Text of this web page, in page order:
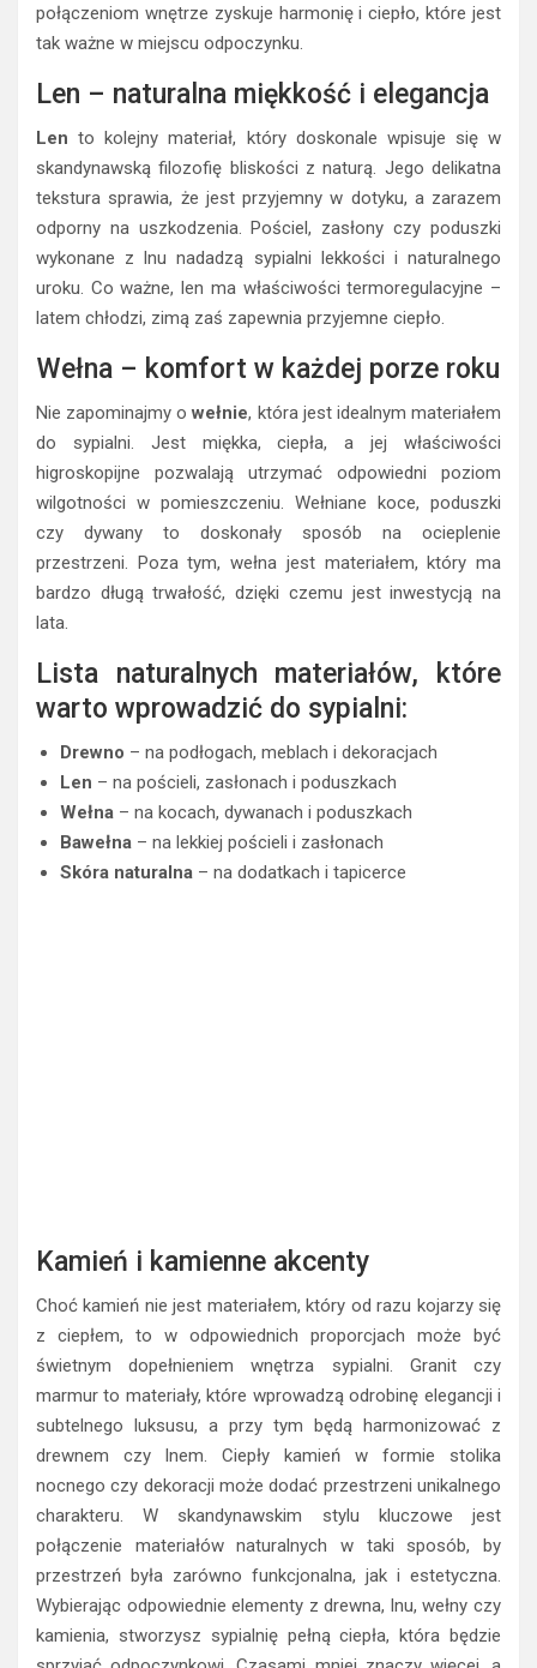
nocne czy półki dodadzą przestrzeni przytulności, a przy
tym będą praktyczne i trwałe. Co więcej, drewno ma
jeszcze jedną ważną zaletę – doskonale współpracuje z
innymi materiałami, takimi jaklen bawełna skóra
, które
również znajdą swoje miejsce w Twojej sypialni. Dzięki tym
połączeniom wnętrze zyskuje harmonię i ciepło, które jest
tak ważne w miejscu odpoczynku.
Len – naturalna miękkość i elegancja
Lento kolejny materiał, który doskonale wpisuje się w
skandynawską filozofię bliskości z naturą. Jego delikatna
tekstura sprawia, że jest przyjemny w dotyku, a zarazem
odporny na uszkodzenia. Pościel, zasłony czy poduszki
wykonane z lnu nadadzą sypialni lekkości i naturalnego
uroku. Co ważne, len ma właściwości termoregulacyjne –
latem chłodzi, zimą zaś zapewnia przyjemne ciepło.
Wełna – komfort w każdej porze roku
Nie zapominajmy owełnie, która jest idealnym materiałem
do sypialni. Jest miękka, ciepła, a jej właściwości
higroskopijne pozwalają utrzymać odpowiedni poziom
wilgotności w pomieszczeniu. Wełniane koce, poduszki
czy dywany to doskonały sposób na ocieplenie
przestrzeni. Poza tym, wełna jest materiałem, który ma
bardzo długą trwałość, dzięki czemu jest inwestycją na
lata.
Lista naturalnych materiałów, które
warto wprowadzić do sypialni:
Kamień i kamienne akcenty
Choć kamień nie jest materiałem, który od razu kojarzy się
z ciepłem, to w odpowiednich proporcjach może być